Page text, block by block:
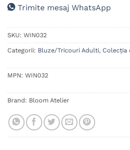
Trimite mesaj WhatsApp
SKU: WIN032
Categorii: Bluze/Tricouri Adulti, Colecția
MPN: WIN032
Brand: Bloom Atelier